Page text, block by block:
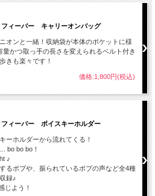
フィーバー キャリーオンバッグ
オンと一緒！収納袋が本体のポケットに様
量かつ取っ手の長さを変えられるベルト付き
きも楽々です！
価格:1,800円(税込)
フィーバー ボイスキーホルダー
ーホルダーから流れてくる！
bo bo bo！
♪
るボブや、振られているボブの声など全4種
録♪
じよう！